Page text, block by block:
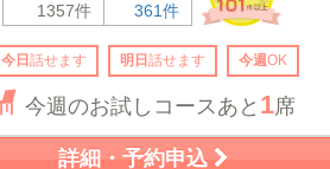
1357件 361件
今日 話せます 明日 話せます 今週OK
今週のお試しコースあと 1席
詳細・予約申込